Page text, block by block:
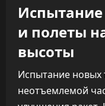
и полеты
высоты
Испытание новых
неотъемлемой